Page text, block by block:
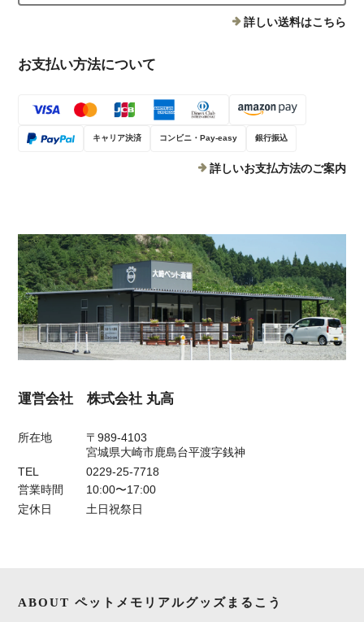
詳しい送料はこちら
お支払い方法について
キャリア決済 コンビニ・Pay-easy 銀行振込
詳しいお支払方法のご案内
運営会社 株式会社 丸高
所在地
〒989-4103
宮城県大崎市鹿島台平渡字銭神
TEL
0229-25-7718
営業時間
10:00〜17:00
定休日
土日祝祭日
ABOUT ペットメモリアルグッズまるこう